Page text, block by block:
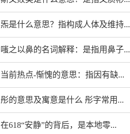
炁是什么意思？指构成人体及维持...
嗤之以鼻的名词解释：是指用鼻子...
当前热点-惭愧的意思：指因有缺...
彤的意思及寓意是什么 彤字常用...
在618“安静”的背后，是本地零...